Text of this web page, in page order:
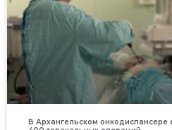
В Архангельском